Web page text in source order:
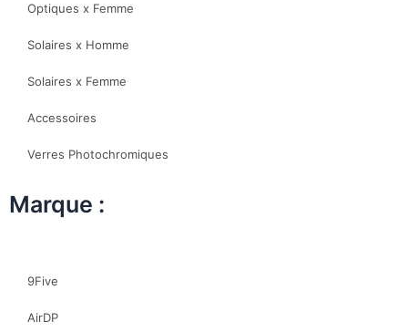
Optiques x Femme
Solaires x Homme
Solaires x Femme
Accessoires
Verres Photochromiques
Marque :
9Five
AirDP